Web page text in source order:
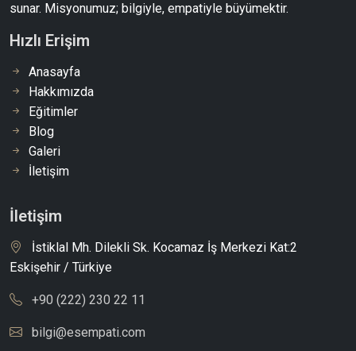
sunar. Misyonumuz; bilgiyle, empatiyle büyümektir.
Hızlı Erişim
Anasayfa
Hakkımızda
Eğitimler
Blog
Galeri
İletişim
İletişim
İstiklal Mh. Dilekli Sk. Kocamaz İş Merkezi Kat:2
Eskişehir / Türkiye
+90 (222) 230 22 11
bilgi@esempati.com